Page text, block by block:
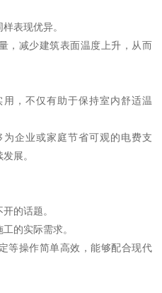
表现优异。
，减少建筑表面温度上升，从而
，不仅有助于保持室内舒适温
企业或家庭节省可观的电费支
展。
的话题。
的实际需求。
等操作简单高效，能够配合现代